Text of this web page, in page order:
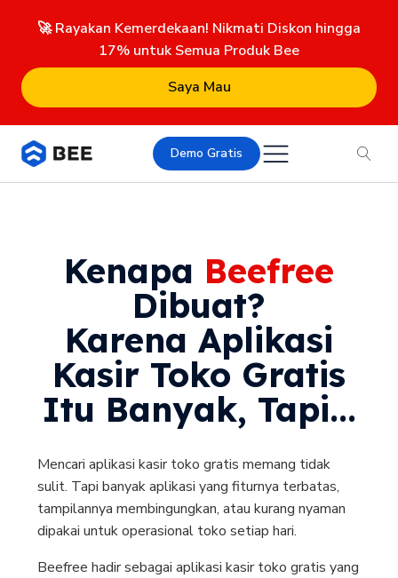
🚀 Rayakan Kemerdekaan! Nikmati Diskon hingga
17% untuk Semua Produk Bee
Saya Mau
Demo Gratis
Kenapa Beefree
Dibuat?
Karena Aplikasi
Kasir Toko Gratis
Itu Banyak, Tapi...
Mencari aplikasi kasir toko gratis memang tidak
sulit. Tapi banyak aplikasi yang fiturnya terbatas,
tampilannya membingungkan, atau kurang nyaman
dipakai untuk operasional toko setiap hari.
Beefree hadir sebagai aplikasi kasir toko gratis yang